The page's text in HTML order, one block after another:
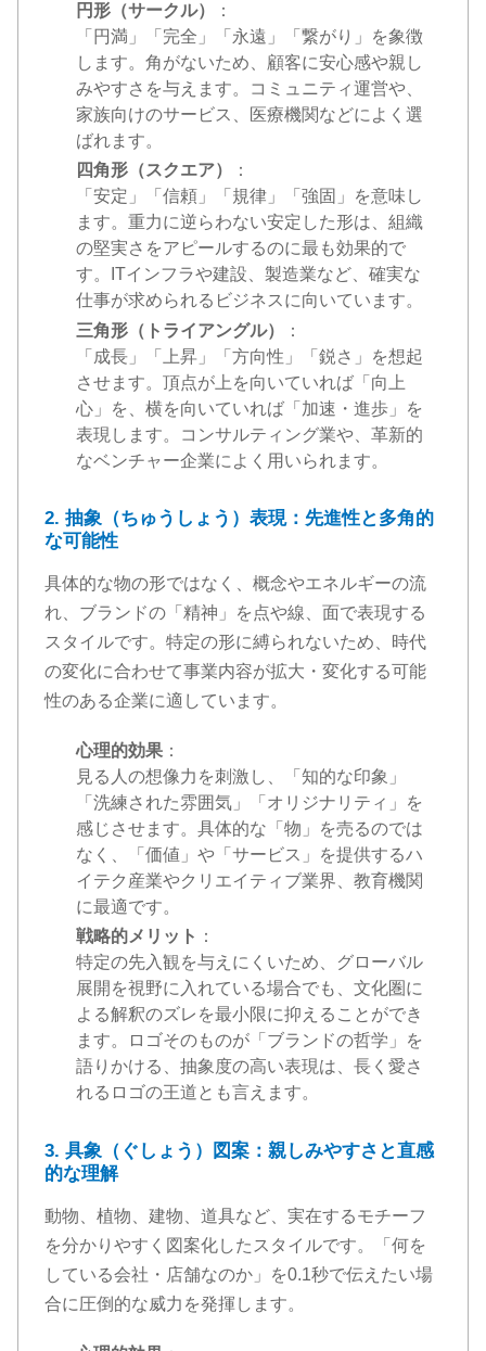
円形（サークル）
：
「円満」「完全」「永遠」「繋がり」を象徴
します。角がないため、顧客に安心感や親し
みやすさを与えます。コミュニティ運営や、
家族向けのサービス、医療機関などによく選
ばれます。
四角形（スクエア）
：
「安定」「信頼」「規律」「強固」を意味し
ます。重力に逆らわない安定した形は、組織
の堅実さをアピールするのに最も効果的で
す。ITインフラや建設、製造業など、確実な
仕事が求められるビジネスに向いています。
三角形（トライアングル）
：
「成長」「上昇」「方向性」「鋭さ」を想起
させます。頂点が上を向いていれば「向上
心」を、横を向いていれば「加速・進歩」を
表現します。コンサルティング業や、革新的
なベンチャー企業によく用いられます。
2. 抽象（ちゅうしょう）表現：先進性と多角的
な可能性
具体的な物の形ではなく、概念やエネルギーの流
れ、ブランドの「精神」を点や線、面で表現する
スタイルです。特定の形に縛られないため、時代
の変化に合わせて事業内容が拡大・変化する可能
性のある企業に適しています。
心理的効果 ：
見る人の想像力を刺激し、「知的な印象」
「洗練された雰囲気」「オリジナリティ」を
感じさせます。具体的な「物」を売るのでは
なく、「価値」や「サービス」を提供するハ
イテク産業やクリエイティブ業界、教育機関
に最適です。
戦略的メリット ：
特定の先入観を与えにくいため、グローバル
展開を視野に入れている場合でも、文化圏に
よる解釈のズレを最小限に抑えることができ
ます。ロゴそのものが「ブランドの哲学」を
語りかける、抽象度の高い表現は、長く愛さ
れるロゴの王道とも言えます。
3. 具象（ぐしょう）図案：親しみやすさと直感
的な理解
動物、植物、建物、道具など、実在するモチーフ
を分かりやすく図案化したスタイルです。「何を
している会社・店舗なのか」を0.1秒で伝えたい場
合に圧倒的な威力を発揮します。